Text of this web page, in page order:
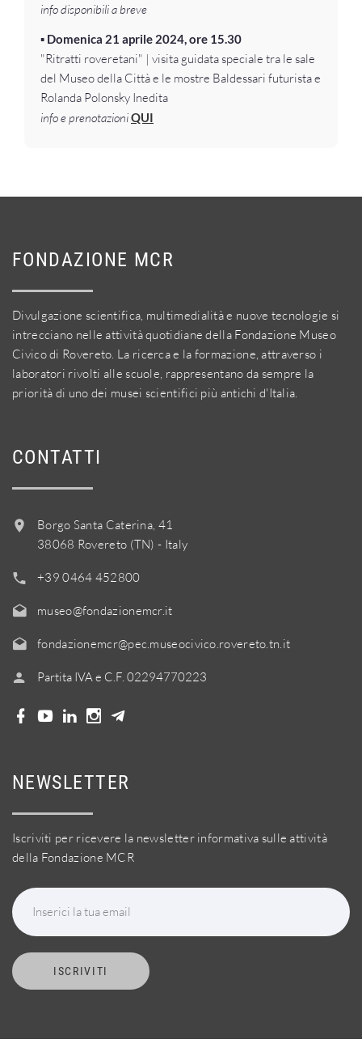
info disponibili a breve
▪️ Domenica 21 aprile 2024, ore 15.30
"Ritratti roveretani" | visita guidata speciale tra le sale
del Museo della Città e le mostre Baldessari futurista e
Rolanda Polonsky Inedita
info e prenotazioniQUI
FONDAZIONE MCR
Divulgazione scientifica, multimedialità e nuove tecnologie si
intrecciano nelle attività quotidiane della Fondazione Museo
Civico di Rovereto. La ricerca e la formazione, attraverso i
laboratori rivolti alle scuole, rappresentano da sempre la
priorità di uno dei musei scientifici più antichi d'Italia.
CONTATTI
Borgo Santa Caterina, 41
38068 Rovereto (TN) - Italy
+39 0464 452800
museo@fondazionemcr.it
fondazionemcr@pec.museocivico.rovereto.tn.it
Partita IVA e C.F. 02294770223
NEWSLETTER
Iscriviti per ricevere la newsletter informativa sulle attività
della Fondazione MCR
Inserici la tua email
ISCRIVITI